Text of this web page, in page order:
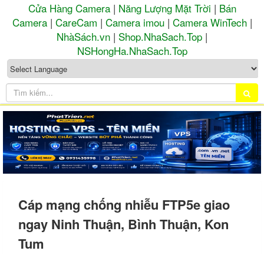
Cửa Hàng Camera| Năng Lượng Mặt Trời | Bán
Camera| CareCam | Camera imou| Camera WinTech|
NhàSách.vn | Shop.NhaSach.Top |
NSHongHa.NhaSach.Top
Cáp mạng chống nhiễu FTP5e giao
ngay Ninh Thuận, Bình Thuận, Kon
Tum